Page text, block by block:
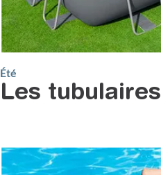
Été
Les tubulaires